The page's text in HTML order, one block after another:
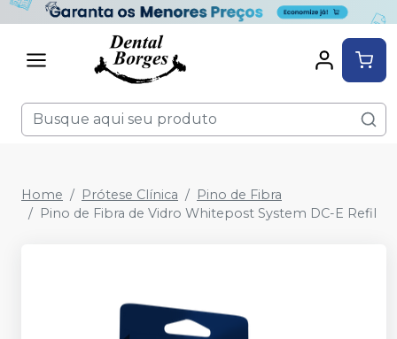
Home Prótese Clínica
Pino de Fibra
Pino de Fibra de Vidro Whitepost System DC-E Refil